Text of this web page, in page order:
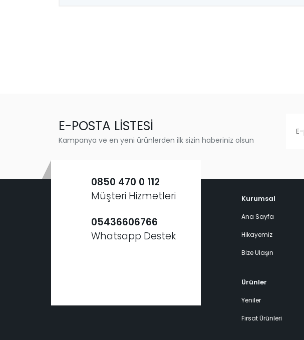
E-POSTA LİSTESİ
Kampanya ve en yeni ürünlerden ilk sizin haberiniz olsun
0850 470 0 112
Müşteri Hizmetleri
05436606766
Whatsapp Destek
Kurumsal
Ana Sayfa
Hikayemiz
Bize Ulaşın
Ürünler
Yeniler
Fırsat Ürünleri